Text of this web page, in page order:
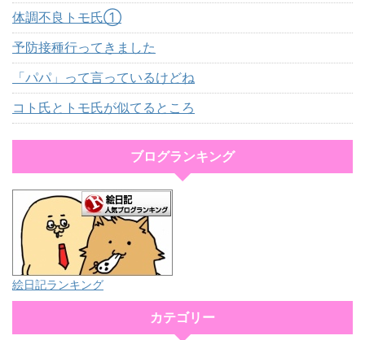
体調不良トモ氏①
予防接種行ってきました
「パパ」って言っているけどね
コト氏とトモ氏が似てるところ
ブログランキング
絵日記ランキング
カテゴリー